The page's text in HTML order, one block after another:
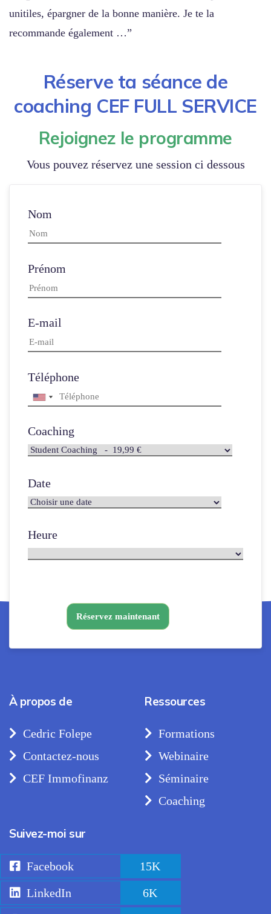
unitiles, épargner de la bonne manière. Je te la
recommande également …”
Réserve ta séance de
coaching CEF FULL SERVICE
Rejoignez le programme
Vous pouvez réservez une session ci dessous
Nom
Prénom
E-mail
Téléphone
Coaching
Date
Heure
Réservez maintenant
À propos de
Cedric Folepe
Contactez-nous
CEF Immofinanz
Ressources
Formations
Webinaire
Séminaire
Coaching
Suivez-moi sur
Facebook
15K
LinkedIn
6K